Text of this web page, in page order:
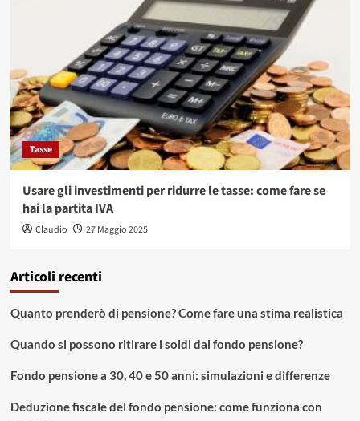
Tasse
Usare gli investimenti per ridurre le tasse: come fare se
hai la partita IVA
Claudio 27 Maggio 2025
Articoli recenti
Quanto prenderò di pensione? Come fare una stima realistica
Quando si possono ritirare i soldi dal fondo pensione?
Fondo pensione a 30, 40 e 50 anni: simulazioni e differenze
Deduzione fiscale del fondo pensione: come funziona con